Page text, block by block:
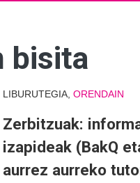
bisita
LIBURUTEGIA, ORENDAIN
Zerbitzuak:
izapideak (BakQ
aurrez aurreko